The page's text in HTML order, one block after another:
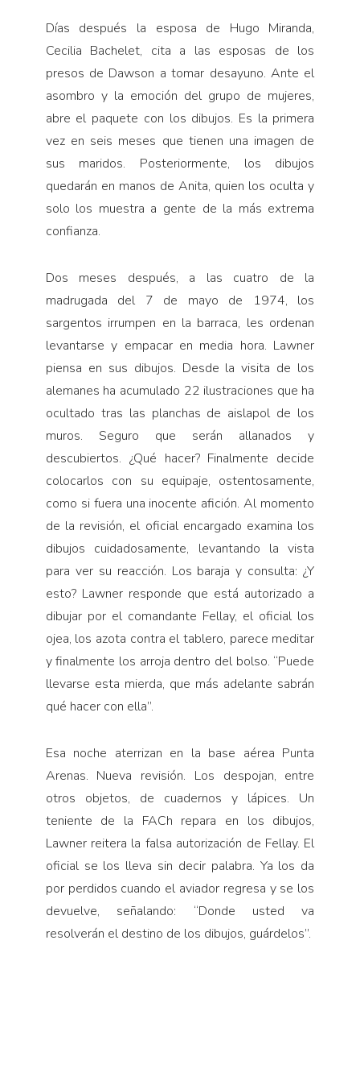
Días después la esposa de Hugo Miranda,
Cecilia Bachelet, cita a las esposas de los
presos de Dawson a tomar desayuno. Ante el
asombro y la emoción del grupo de mujeres,
abre el paquete con los dibujos. Es la primera
vez en seis meses que tienen una imagen de
sus maridos. Posteriormente, los dibujos
quedarán en manos de Anita, quien los oculta y
solo los muestra a gente de la más extrema
confianza.
Dos meses después, a las cuatro de la
madrugada del 7 de mayo de 1974, los
sargentos irrumpen en la barraca, les ordenan
levantarse y empacar en media hora. Lawner
piensa en sus dibujos. Desde la visita de los
alemanes ha acumulado 22 ilustraciones que ha
ocultado tras las planchas de aislapol de los
muros. Seguro que serán allanados y
descubiertos. ¿Qué hacer? Finalmente decide
colocarlos con su equipaje, ostentosamente,
como si fuera una inocente afición. Al momento
de la revisión, el oficial encargado examina los
dibujos cuidadosamente, levantando la vista
para ver su reacción. Los baraja y consulta: ¿Y
esto? Lawner responde que está autorizado a
dibujar por el comandante Fellay, el oficial los
ojea, los azota contra el tablero, parece meditar
y finalmente los arroja dentro del bolso. “Puede
llevarse esta mierda, que más adelante sabrán
qué hacer con ella”.
Esa noche aterrizan en la base aérea Punta
Arenas. Nueva revisión. Los despojan, entre
otros objetos, de cuadernos y lápices. Un
teniente de la FACh repara en los dibujos,
Lawner reitera la falsa autorización de Fellay. El
oficial se los lleva sin decir palabra. Ya los da
por perdidos cuando el aviador regresa y se los
devuelve, señalando: “Donde usted va
resolverán el destino de los dibujos, guárdelos”.